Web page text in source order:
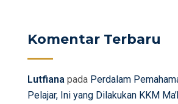
Komentar Terbaru
Lutfiana pada Perdalam
Pelajar, Ini yang Dilakukan KKM